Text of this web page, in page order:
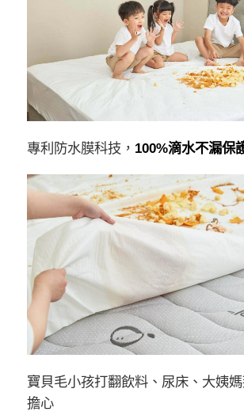
專利防水膜科技， 100%滴水不漏保
寶貝毛小孩打翻飲料、尿床、大姨
擔心